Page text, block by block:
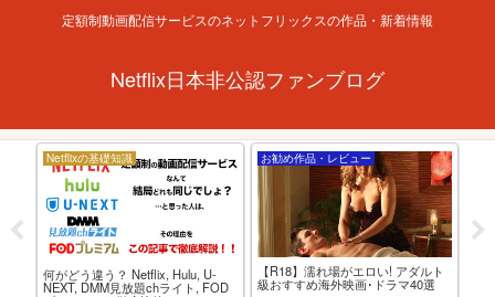
定額制動画配信サービスのネットフリックスの作品・新着情報
Netflix日本非公認ファンブログ
Netflixの基礎知識
何がどう違う？ Netflix, Hulu, U-
NEXT, DMM見放題chライト, FOD
お勧め作品・レビュー
【R18】濡れ場がエロい! アダルト
級おすすめ海外映画･ドラマ40選